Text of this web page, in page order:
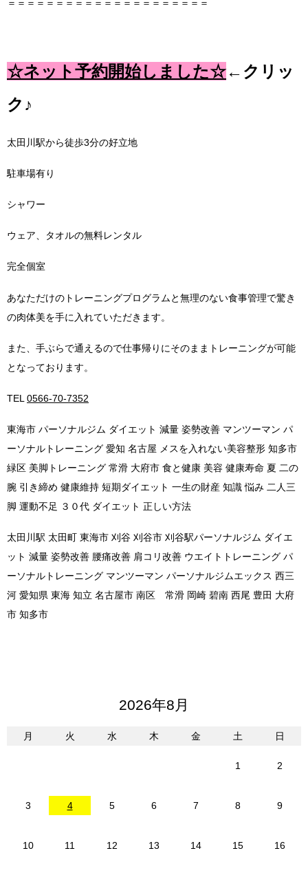
＝＝＝＝＝＝＝＝＝＝＝＝＝＝＝＝＝＝＝＝＝
☆ネット予約開始しました☆←クリッ
ク♪
太田川駅から徒歩3分の好立地
駐車場有り
シャワー
ウェア、タオルの無料レンタル
完全個室
あなただけのトレーニングプログラムと無理のない食事管理で驚き
の肉体美を手に入れていただきます。
また、手ぶらで通えるので仕事帰りにそのままトレーニングが可能
となっております。
TEL 0566-70-7352
東海市 パーソナルジム ダイエット 減量 姿勢改善 マンツーマン パ
ーソナルトレーニング 愛知 名古屋 メスを入れない美容整形 知多市
緑区 美脚トレーニング 常滑 大府市 食と健康 美容 健康寿命 夏 二の
腕 引き締め 健康維持 短期ダイエット 一生の財産 知識 悩み 二人三
脚 運動不足 ３０代 ダイエット 正しい方法
太田川駅 太田町 東海市 刈谷 刈谷市 刈谷駅パーソナルジム ダイエ
ット 減量 姿勢改善 腰痛改善 肩コリ改善 ウエイトトレーニング パ
ーソナルトレーニング マンツーマン パーソナルジムエックス 西三
河 愛知県 東海 知立 名古屋市 南区 常滑 岡崎 碧南 西尾 豊田 大府
市 知多市
2026年8月
月 火 水 木 金 土 日
1 2
3 4 5 6 7 8 9
10 11 12 13 14 15 16